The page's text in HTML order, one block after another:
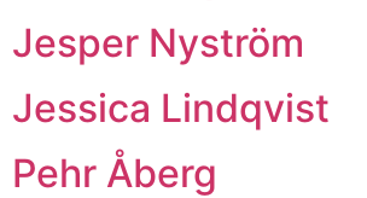
Jesper Nyström
Jessica Lindqvist
Pehr Åberg